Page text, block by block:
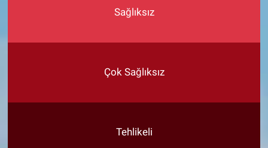
Sağlıksız
Çok Sağlıksız
Tehlikeli